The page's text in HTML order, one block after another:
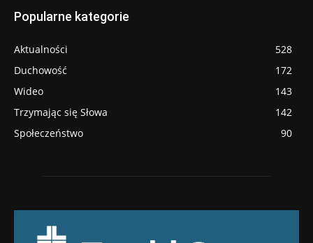
Popularne kategorie
Aktualności
528
Duchowość
172
Wideo
143
Trzymając się Słowa
142
Społeczeństwo
90